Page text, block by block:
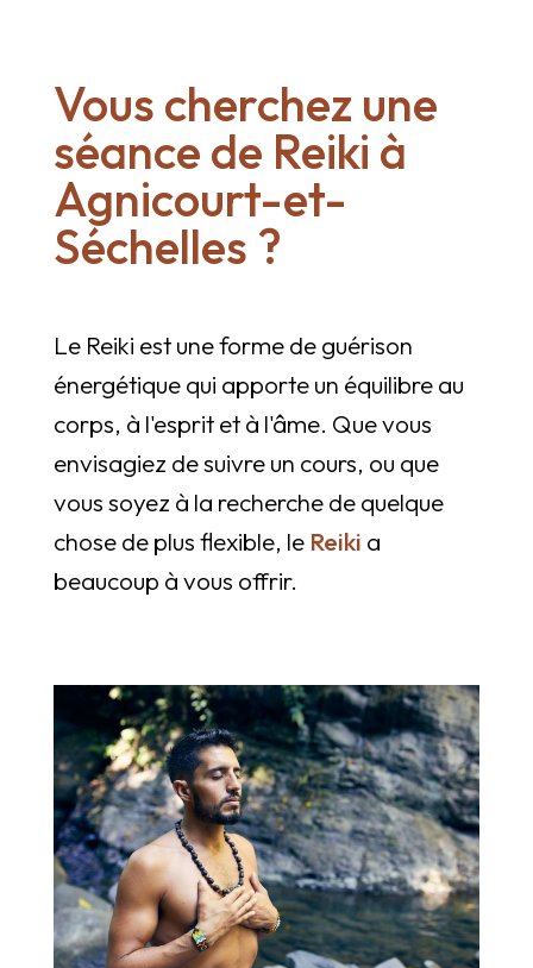
Vous cherchez une
séance de Reiki à
Agnicourt-et-
Séchelles ?
Le Reiki est une forme de guérison
énergétique qui apporte un équilibre au
corps, à l'esprit et à l'âme. Que vous
envisagiez de suivre un cours, ou que
vous soyez à la recherche de quelque
chose de plus flexible, le Reiki a
beaucoup à vous offrir.